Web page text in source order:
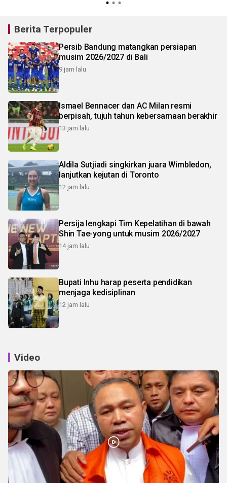
Berita Terpopuler
Persib Bandung matangkan persiapan
musim 2026/2027 di Bali
9 jam lalu
Ismael Bennacer dan AC Milan resmi
berpisah, tujuh tahun kebersamaan berakhir
13 jam lalu
Aldila Sutjiadi singkirkan juara Wimbledon,
lanjutkan kejutan di Toronto
12 jam lalu
Persija lengkapi Tim Kepelatihan di bawah
Shin Tae-yong untuk musim 2026/2027
14 jam lalu
Bupati Inhu harap peserta pendidikan
menjaga kedisiplinan
12 jam lalu
Video